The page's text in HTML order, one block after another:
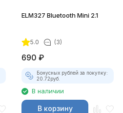
ELM327 Bluetooth Mini 2.1
5.0 (3)
690 ₽
Бонусных рублей за покупку:
20.72руб.
В наличии
В корзину